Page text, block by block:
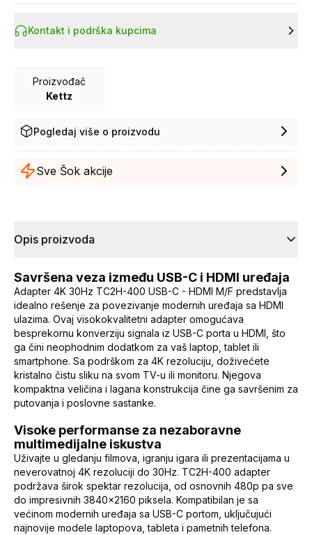
Kontakt i podrška kupcima
Proizvođač
Kettz
Pogledaj više o proizvodu
Sve Šok akcije
Opis proizvoda
Savršena veza između USB-C i HDMI uređaja
Adapter 4K 30Hz TC2H-400 USB-C - HDMI M/F predstavlja
idealno rešenje za povezivanje modernih uređaja sa HDMI
ulazima. Ovaj visokokvalitetni adapter omogućava
besprekornu konverziju signala iz USB-C porta u HDMI, što
ga čini neophodnim dodatkom za vaš laptop, tablet ili
smartphone. Sa podrškom za 4K rezoluciju, doživećete
kristalno čistu sliku na svom TV-u ili monitoru. Njegova
kompaktna veličina i lagana konstrukcija čine ga savršenim za
putovanja i poslovne sastanke.
Visoke performanse za nezaboravne
multimedijalne iskustva
Uživajte u gledanju filmova, igranju igara ili prezentacijama u
neverovatnoj 4K rezoluciji do 30Hz. TC2H-400 adapter
podržava širok spektar rezolucija, od osnovnih 480p pa sve
do impresivnih 3840x2160 piksela. Kompatibilan je sa
većinom modernih uređaja sa USB-C portom, uključujući
najnovije modele laptopova, tableta i pametnih telefona.